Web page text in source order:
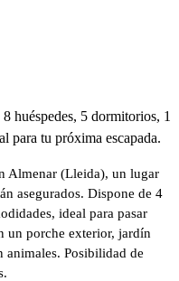
huéspedes, 5 dormitorios, 1
para tu próxima escapada.
Almenar (Lleida), un lugar
asegurados. Dispone de 4
ideal para pasar
un porche exterior, jardín
animales. Posibilidad de